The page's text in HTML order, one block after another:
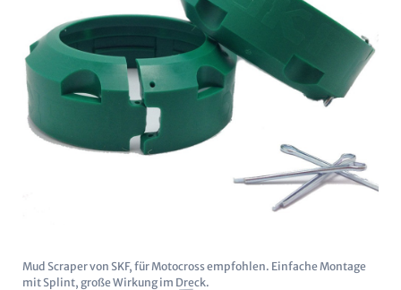
Mud Scraper von SKF, für Motocross empfohlen. Einfache Montage
mit Splint, große Wirkung im Dreck.